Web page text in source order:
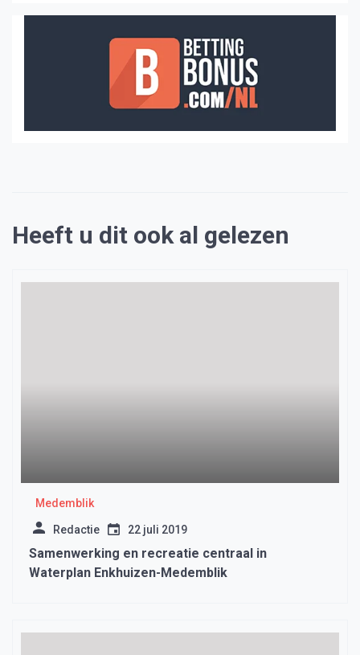
Heeft u dit ook al gelezen
Medemblik
Redactie 22 juli 2019
Samenwerking en recreatie centraal in
Waterplan Enkhuizen-Medemblik